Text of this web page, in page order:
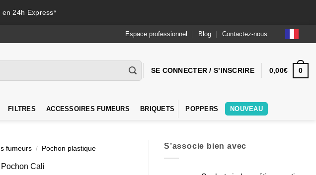
24h Express*
Espace professionnel Blog Contactez-nous
SE CONNECTER / S’INSCRIRE 0,00€ 0
FILTRES ACCESSOIRES FUMEURS BRIQUETS POPPERS NOUVEAU
fumeurs / Pochon plastique
Pochon Cali
S’associe bien avec